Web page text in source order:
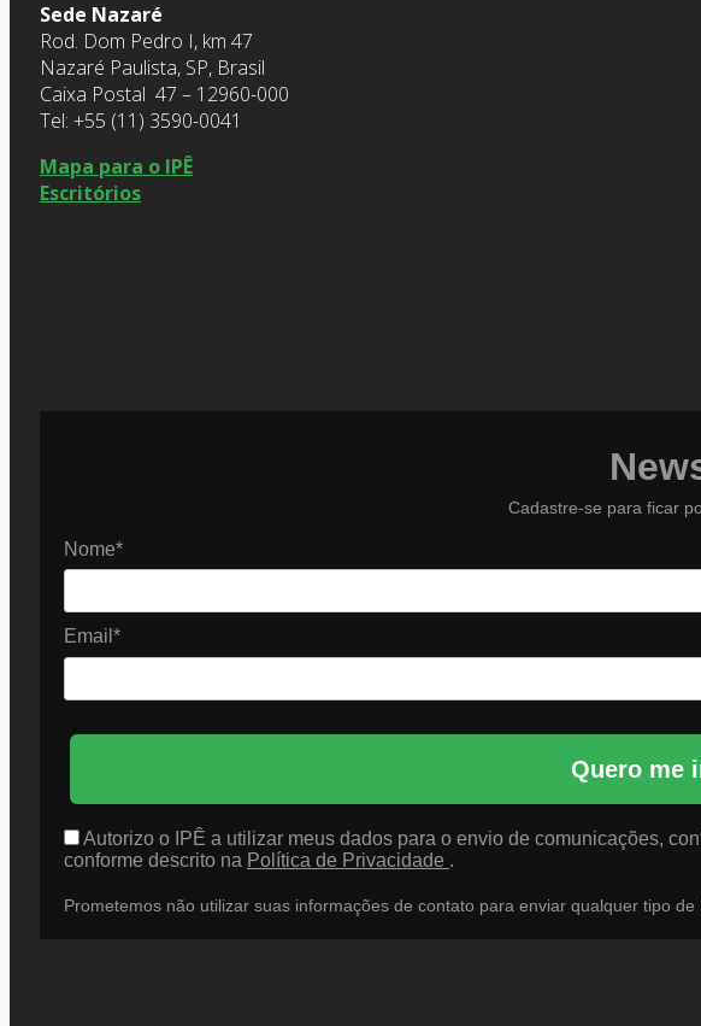
Sede Nazaré
Rod. Dom Pedro I, km 47
Nazaré Paulista, SP, Brasil
Caixa Postal 47 – 12960-000
Tel: +55 (11) 3590-0041
Mapa para o IPÊ
Escritórios
Cadastre-se para ficar
Nome*
Email*
Quero me
Autorizo o IPÊ a utilizar meus dados para o envio de comunicações,
conforme descrito na Política de Privacidade .
Prometemos não utilizar suas informações de contato para enviar qualquer tipo de